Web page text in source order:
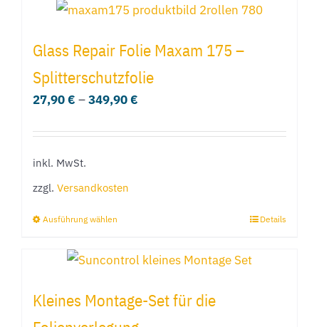
weist
Varianten
auf.
Die
der
Glass Repair Folie Maxam 175 –
Splitterschutzfolie
27,90€ –349,90€
inkl. MwSt.
zzgl. Versandkosten
Ausführung wählen
weist
Varianten
Details
Kleines Montage-Set für die